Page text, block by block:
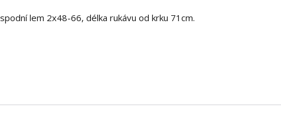
lem 2x48-66, délka rukávu od krku 71cm.